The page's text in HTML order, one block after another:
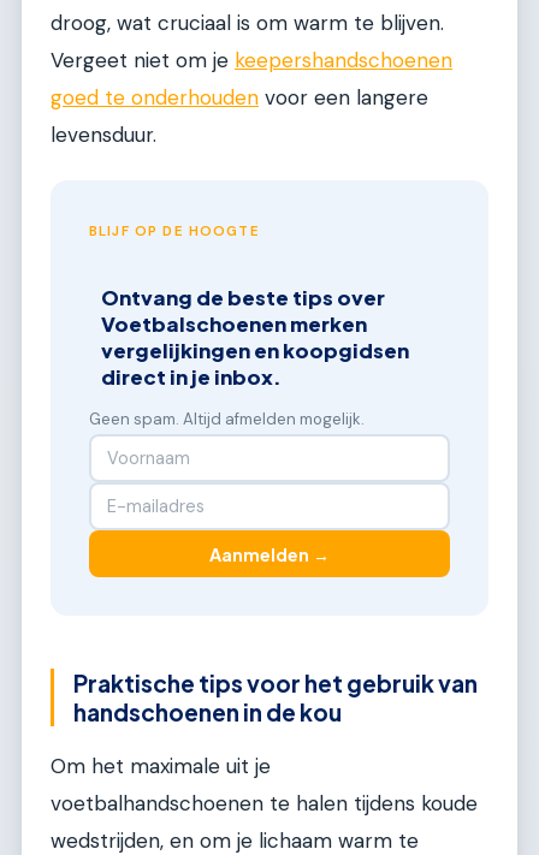
droog, wat cruciaal is om warm te blijven.
Vergeet niet om je keepershandschoenen
goed te onderhouden voor een langere
levensduur.
BLIJF OP DE HOOGTE
Ontvang de beste tips over
Voetbalschoenen merken
vergelijkingen en koopgidsen
direct in je inbox.
Geen spam. Altijd afmelden mogelijk.
Aanmelden →
Praktische tips voor het gebruik van
handschoenen in de kou
Om het maximale uit je
voetbalhandschoenen te halen tijdens koude
wedstrijden, en om je lichaam warm te